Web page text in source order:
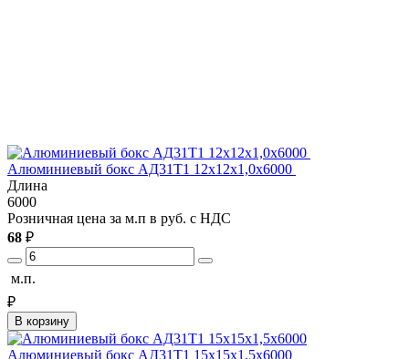
Алюминиевый бокс АД31Т1 12х12х1,0х6000
Длина
6000
Розничная цена за м.п в руб. с НДС
68 ₽
м.п.
₽
В корзину
Алюминиевый бокс АД31Т1 15х15х1,5х6000